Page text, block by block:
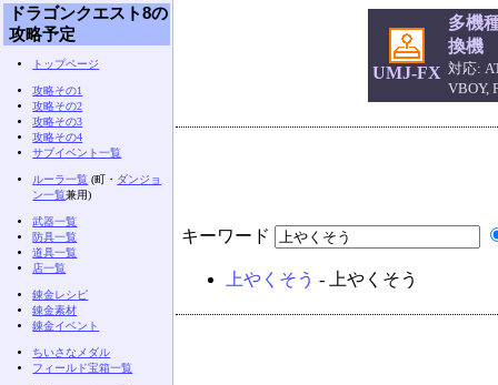
UMJ-FX
多機
換機
対応:
VBOY,
キーワード
上やくそう - 上やくそう
ドラゴンクエスト8の
攻略予定
トップページ
攻略その1
攻略その2
攻略その3
攻略その4
サブイベント一覧
ルーラ一覧 (町・ ダンジョ
ン一覧兼用)
武器一覧
防具一覧
道具一覧
店一覧
錬金レシピ
錬金素材
錬金イベント
ちいさなメダル
フィールド宝箱一覧